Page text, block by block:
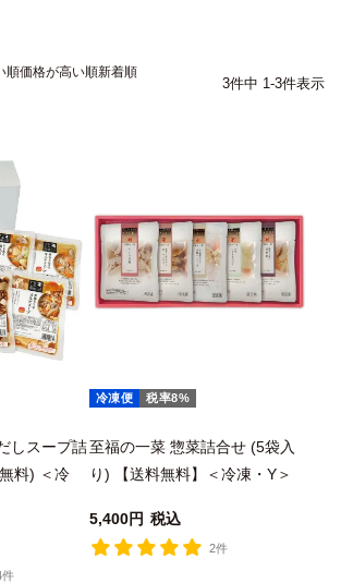
順価格が高い順新着順
3件中 1-3件表示
しスープ詰
料) ＜冷
件
冷凍便 税率8%
至福の一菜 惣菜詰合せ (5袋入
り) 【送料無料】＜冷凍・Y＞
5,400 税込
2件